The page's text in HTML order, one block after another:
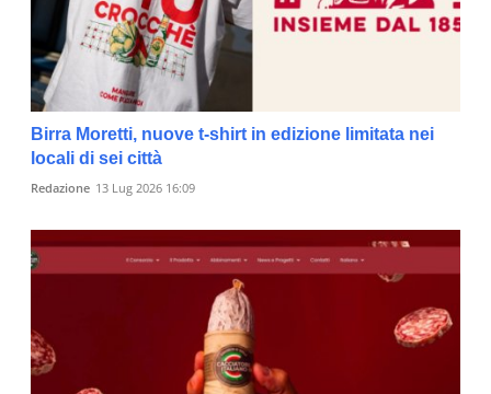
Birra Moretti, nuove t-shirt in edizione limitata nei
locali di sei città
Redazione 13 Lug 2026 16:09